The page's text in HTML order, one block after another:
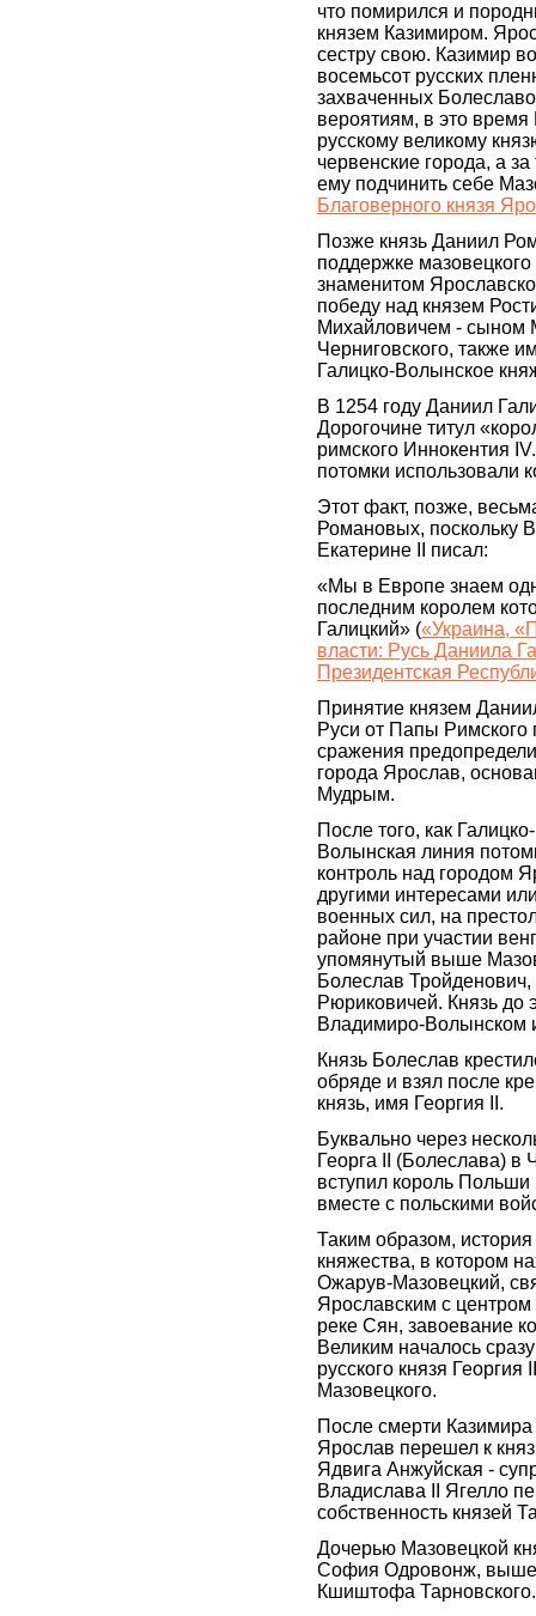
что помирился и
князем Казимиром.
сестру свою. Казимир
восемьсот русских
захваченных
вероятиям, в это время
русскому великому
червенские города, а
ему подчинить себе
Благоверного князя
Позже князь Даниил
поддержке
знаменитом
победу над князем
Михайловичем - сыном
Черниговского, также
Галицко-Волынское
В 1254 году Даниил
Дорогочине титул
римского Иннокентия
потомки использовали
Этот факт, позже,
Романовых, поскольку
Екатерине II писал:
«Мы в Европе знаем
последним королем
Галицкий» («Украина,
власти: Русь Даниила
Президентская
Принятие князем
Руси от Папы Римского
сражения
города Ярослав,
Мудрым.
После того, как
Волынская линия
контроль над городом
другими интересами
военных сил, на
районе при участии
упомянутый выше
Болеслав Тройденович,
Рюриковичей. Князь до
Владимиро-Волынском
Князь Болеслав
обряде и взял после
князь, имя Георгия II.
Буквально через
Георга II (Болеслава) в
вступил король
вместе с польскими
Таким образом,
княжества, в котором
Ожарув-Мазовецкий,
Ярославским с
реке Сян, завоевание
Великим началось
русского князя Георгия
Мазовецкого.
После смерти Казимира
Ярослав перешел к
Ядвига Анжуйская -
Владислава II Ягелло
собственность князей
Дочерью Мазовецкой
София Одровонж,
Кшиштофа Тарновского.